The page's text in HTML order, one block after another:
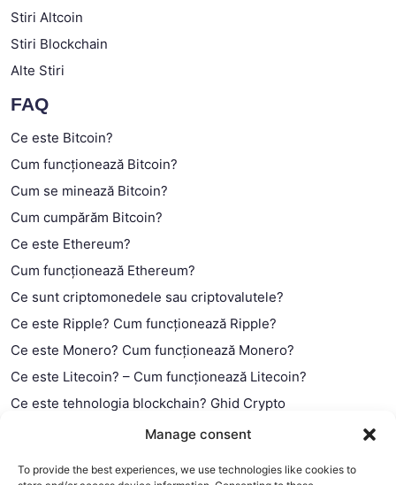
Manage consent
To provide the best experiences, we use technologies like cookies to
Stiri Altcoin
Stiri Blockchain
Alte Stiri
FAQ
Ce este Bitcoin?
Cum funcționează Bitcoin?
Cum se minează Bitcoin?
Cum cumpărăm Bitcoin?
Ce este Ethereum?
Cum funcționează Ethereum?
Ce sunt criptomonedele sau criptovalutele?
Ce este Ripple? Cum funcționează Ripple?
Ce este Monero? Cum funcționează Monero?
Ce este Litecoin? – Cum funcționează Litecoin?
Ce este tehnologia blockchain? Ghid Crypto
Ce este contractul smart?